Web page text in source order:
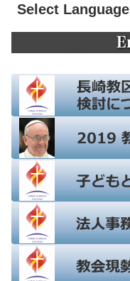
Select Language